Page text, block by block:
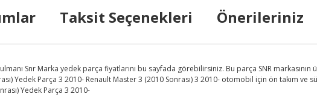
Taksit Seçenekleri Önerileriniz
Snr Marka yedek parça fiyatlarını bu sayfada görebilirsiniz. Bu parça SNR
Yedek Parça 3 2010- Renault Master 3 (2010 Sonrası) 3 2010- otomobil için ön takım ve
Yedek Parça 3 2010-